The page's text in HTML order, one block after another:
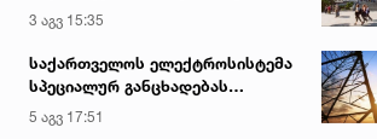
კერძო უნივერსიტეტებში
3 აგვ 15:35
საქართველოს ელექტროსისტემა
სპეციალურ განცხადებას
ავრცელებს
5 აგვ 17:51